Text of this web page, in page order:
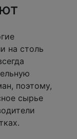
на столь
поэтому,
сырье